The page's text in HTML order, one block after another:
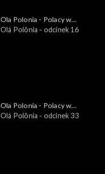
Ola Polonia - Polacy w
Brazylii i Ameryce
Olá Polônia - odcinek 16
Ola Polonia - Polacy w
Brazylii i Ameryce
Olá Polônia - odcinek 33